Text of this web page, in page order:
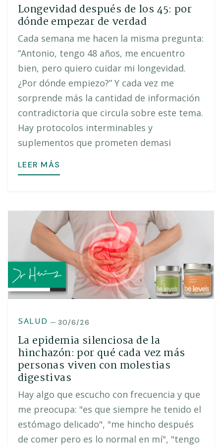
Longevidad después de los 45: por
dónde empezar de verdad
Cada semana me hacen la misma pregunta:
“Antonio, tengo 48 años, me encuentro
bien, pero quiero cuidar mi longevidad.
¿Por dónde empiezo?” Y cada vez me
sorprende más la cantidad de información
contradictoria que circula sobre este tema.
Hay protocolos interminables y
suplementos que prometen demasi
LEER MÁS
SALUD 30/6/26
La epidemia silenciosa de la
hinchazón: por qué cada vez más
personas viven con molestias
digestivas
Hay algo que escucho con frecuencia y que
me preocupa: "es que siempre he tenido el
estómago delicado", "me hincho después
de comer pero es lo normal en mí", "tengo